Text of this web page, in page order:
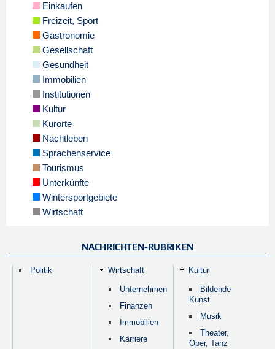
Einkaufen
Freizeit, Sport
Gastronomie
Gesellschaft
Gesundheit
Immobilien
Institutionen
Kultur
Kurorte
Nachtleben
Sprachenservice
Tourismus
Unterkünfte
Wintersportgebiete
Wirtschaft
NACHRICHTEN-RUBRIKEN
Politik Wirtschaft
Unternehmen
Finanzen
Immobilien
Karriere
Kultur
Bildende
Kunst
Musik
Theater,
Oper, Tanz